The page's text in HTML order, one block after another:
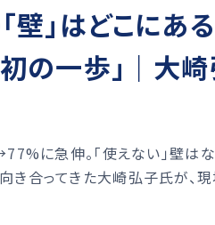
」はどこにあ
の一歩」｜大
に急伸。「使えない」壁はな
合ってきた大崎弘子氏が、